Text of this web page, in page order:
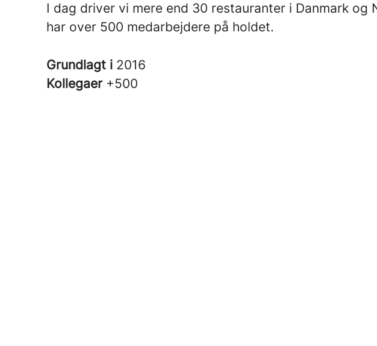
I dag driver vi mere end 30 restauranter i Danmark og
har over 500 medarbejdere på holdet.
Grundlagt i 2016
Kollegaer +500